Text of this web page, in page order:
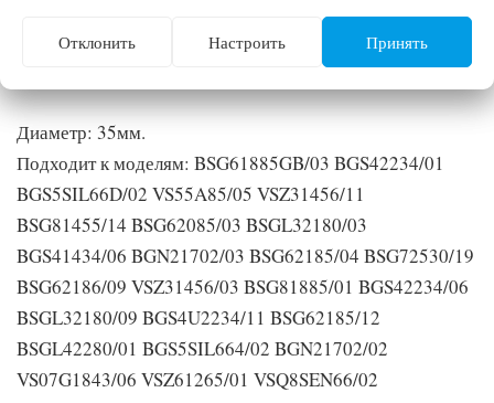
Оригинальная насадка от компании Bosch.
Диаметр: 35мм.
Подходит к моделям: BSG61885GB/03 BGS42234/01
BGS5SIL66D/02 VS55A85/05 VSZ31456/11
BSG81455/14 BSG62085/03 BSGL32180/03
BGS41434/06 BGN21702/03 BSG62185/04 BSG72530/19
BSG62186/09 VSZ31456/03 BSG81885/01 BGS42234/06
BSGL32180/09 BGS4U2234/11 BSG62185/12
BSGL42280/01 BGS5SIL664/02 BGN21702/02
VS07G1843/06 VSZ61265/01 VSQ8SEN66/02
Отклонить Настроить Принять